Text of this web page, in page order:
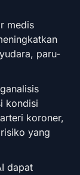
medis
paru-
kondisi
koroner,
yang
dapat